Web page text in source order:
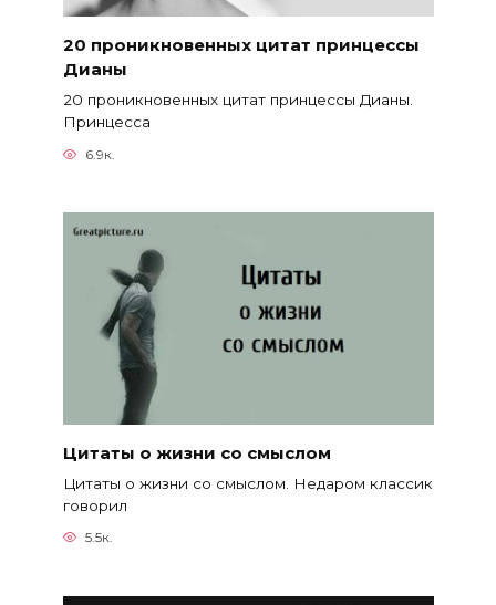
20 проникновенных цитат принцессы
Дианы
20 проникновенных цитат принцессы Дианы.
Принцесса
6.9к.
Цитаты о жизни со смыслом
Цитаты о жизни со смыслом. Недаром классик
говорил
5.5к.